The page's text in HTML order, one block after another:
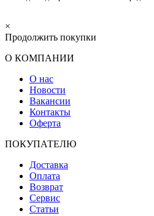
×
Продолжить покупки
О КОМПАНИИ
О нас
Новости
Вакансии
Контакты
Оферта
ПОКУПАТЕЛЮ
Доставка
Оплата
Возврат
Сервис
Статьи